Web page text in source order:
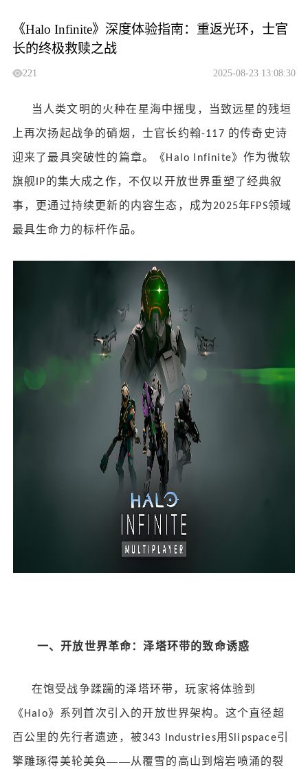
《Halo Infinite》深度体验指南：重返光环，士官
长的终极救赎之战
221 2025-08-23 13:08:30
当人类文明的火种在星海中摇曳，当致远星的残垣
上再次扬起战争的硝烟，士官长约翰-117 的传奇史诗
迎来了最具突破性的篇章。《 Halo Infinite》作为微软
旗舰 IP的集大成之作，不仅以开放世界重塑了经典叙
事，更通过持续更新的内容生态，成为2025年FPS领域
最具生命力的标杆作品。
一、开放世界革命：泽塔环带的致命诱惑
在饱受战争蹂躏的泽塔环带，玩家将体验到
《Halo》系列首次引入的开放世界架构。这个直径超
百公里的先行者遗迹，被343 Industries用 Slipspace引
擎雕琢得美轮美奂——从覆雪的高山到熔岩喷涌的裂